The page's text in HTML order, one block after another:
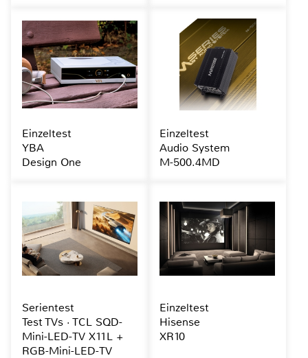
Einzeltest
YBA
Design One
Einzeltest
Audio System
M-500.4MD
Serientest
Test TVs · TCL SQD-
Mini-LED-TV X11L +
RGB-Mini-LED-TV
Einzeltest
Hisense
XR10